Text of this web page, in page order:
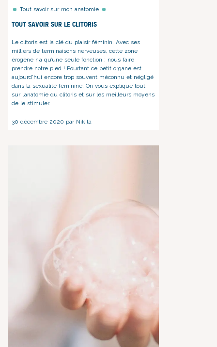
Tout savoir sur mon anatomie
Tout savoir sur le clitoris
Le clitoris est la clé du plaisir féminin. Avec ses
milliers de terminaisons nerveuses, cette zone
érogène n’a qu’une seule fonction : nous faire
prendre notre pied ! Pourtant ce petit organe est
aujourd’hui encore trop souvent méconnu et négligé
dans la sexualité féminine. On vous explique tout
sur l’anatomie du clitoris et sur les meilleurs moyens
de le stimuler.
30 décembre 2020 par Nikita